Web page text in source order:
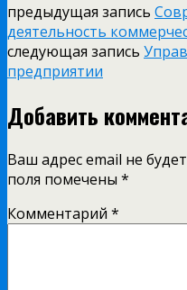
предыдущая запись
деятельность
следующая запись
предприятии
Добавить
Ваш адрес email не
поля помечены *
Комментарий *